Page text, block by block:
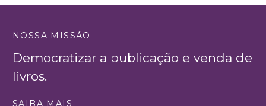
NOSSA MISSÃO
Democratizar a publicação e venda de
livros.
SAIBA MAIS